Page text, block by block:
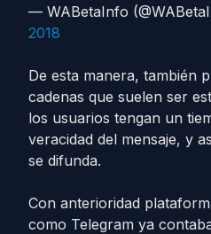
— WABetaInfo
2018
De esta manera, también
cadenas que suelen ser
los usuarios tengan un
veracidad del mensaje, y
se difunda.
Con anterioridad
como Telegram ya